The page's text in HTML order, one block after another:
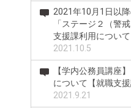
2021年10月1日以
「ステージ２（警
支援課利用について
2021.10.5
【学内公務員講座
について【就職支援
2021.9.21